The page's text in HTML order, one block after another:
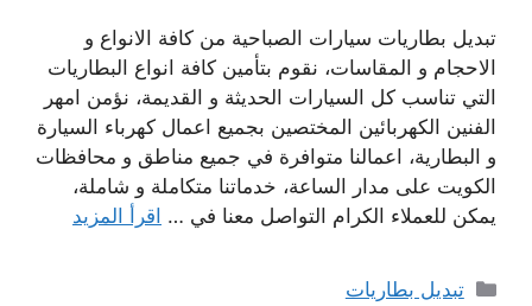
تبديل بطاريات سيارات الصباحية من كافة الانواع و
الاحجام و المقاسات، نقوم بتأمين كافة انواع البطاريات
التي تناسب كل السيارات الحديثة و القديمة، نؤمن امهر
الفنين الكهربائين المختصين بجميع اعمال كهرباء السيارة
و البطارية، اعمالنا متوافرة في جميع مناطق و محافظات
الكويت على مدار الساعة، خدماتنا متكاملة و شاملة،
يمكن للعملاء الكرام التواصل معنا في … اقرأ المزيد
التصنيفات
تبديل بطاريات